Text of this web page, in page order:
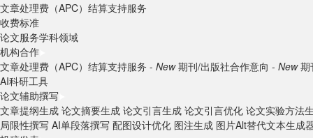
文章处理费（APC）结算支持服务
收费标准
论文服务学科领域
机构合作
文章处理费（APC）结算支持服务 - New 期刊/出版社合作意向 - New
AI科研工具
论文辅助撰写
文章提纲生成 论文摘要生成 论文引言生成 论文引言优化 论文实验方法
局限性撰写 AI单段落撰写 配图设计优化 图注生成 图片Alt替代文本生成